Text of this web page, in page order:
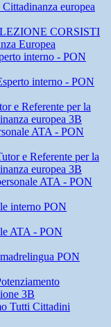
europea
CORSISTI
Europea
interno - PON
interno - PON
e Referente per la
europea 3B
ATA - PON
e Referente per la
europea 3B
ATA - PON
interno PON
ATA - PON
PON
3B
Tutti Cittadini